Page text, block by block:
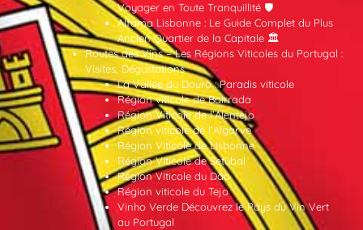
Voyager en Toute Tranquillité 🛡️
Alfama Lisbonne : Le Guide Complet du Plus
Ancien Quartier de la Capitale 🏛️
Routes des Vins – Les Régions Viticoles du Portugal :
Visites, Dégustations
La Vallée du Douro : Paradis viticole
Région viticole de Bairrada
Région Viticole de l’Alentejo
Région viticole de l’Algarve
Région Viticole de Lisbonne
Région Viticole de Setúbal
Région Viticole du Dão
Région viticole du Tejo
Vinho Verde Découvrez le Pays du Vin Vert
au Portugal